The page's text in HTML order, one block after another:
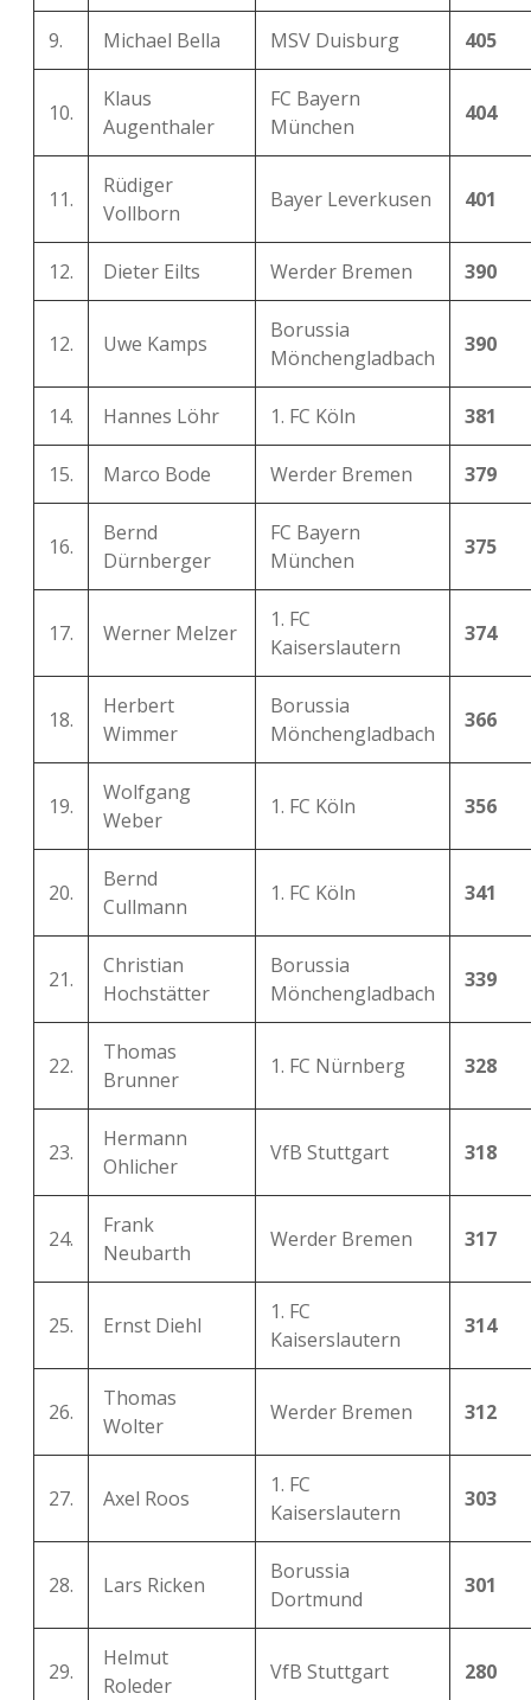
9. Michael Bella MSV Duisburg 405
10.
Klaus
Augenthaler
FC Bayern
München
404
11.
Rüdiger
Vollborn
Bayer Leverkusen 401
12. Dieter Eilts Werder Bremen 390
12. Uwe Kamps
Borussia
Mönchengladbach
390
14. Hannes Löhr 1. FC Köln 381
15. Marco Bode Werder Bremen 379
16.
Bernd
Dürnberger
FC Bayern
München
375
17. Werner Melzer
1. FC
Kaiserslautern
374
18.
Herbert
Wimmer
Borussia
Mönchengladbach
366
19.
Wolfgang
Weber
1. FC Köln 356
20.
Bernd
Cullmann
1. FC Köln 341
21.
Christian
Hochstätter
Borussia
Mönchengladbach
339
22.
Thomas
Brunner
1. FC Nürnberg 328
23.
Hermann
Ohlicher
VfB Stuttgart 318
24.
Frank
Neubarth
Werder Bremen 317
25. Ernst Diehl
1. FC
Kaiserslautern
314
26.
Thomas
Wolter
Werder Bremen 312
27. Axel Roos
1. FC
Kaiserslautern
303
28. Lars Ricken
Borussia
Dortmund
301
29.
Helmut
Roleder
VfB Stuttgart 280